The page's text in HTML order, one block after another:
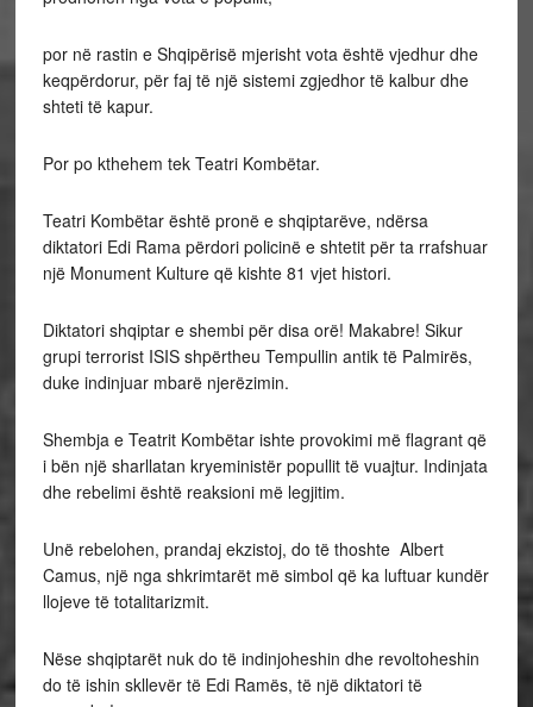
por në rastin e Shqipërisë mjerisht vota është vjedhur dhe
keqpërdorur, për faj të një sistemi zgjedhor të kalbur dhe
shteti të kapur.
Por po kthehem tek Teatri Kombëtar.
Teatri Kombëtar është pronë e shqiptarëve, ndërsa
diktatori Edi Rama përdori policinë e shtetit për ta rrafshuar
një Monument Kulture që kishte 81 vjet histori.
Diktatori shqiptar e shembi për disa orë! Makabre! Sikur
grupi terrorist ISIS shpërtheu Tempullin antik të Palmirës,
duke indinjuar mbarë njerëzimin.
Shembja e Teatrit Kombëtar ishte provokimi më flagrant që
i bën një sharllatan kryeministër popullit të vuajtur. Indinjata
dhe rebelimi është reaksioni më legjitim.
Unë rebelohen, prandaj ekzistoj, do të thoshte Albert
Camus, një nga shkrimtarët më simbol që ka luftuar kundër
llojeve të totalitarizmit.
Nëse shqiptarët nuk do të indinjoheshin dhe revoltoheshin
do të ishin skllevër të Edi Ramës, të një diktatori të